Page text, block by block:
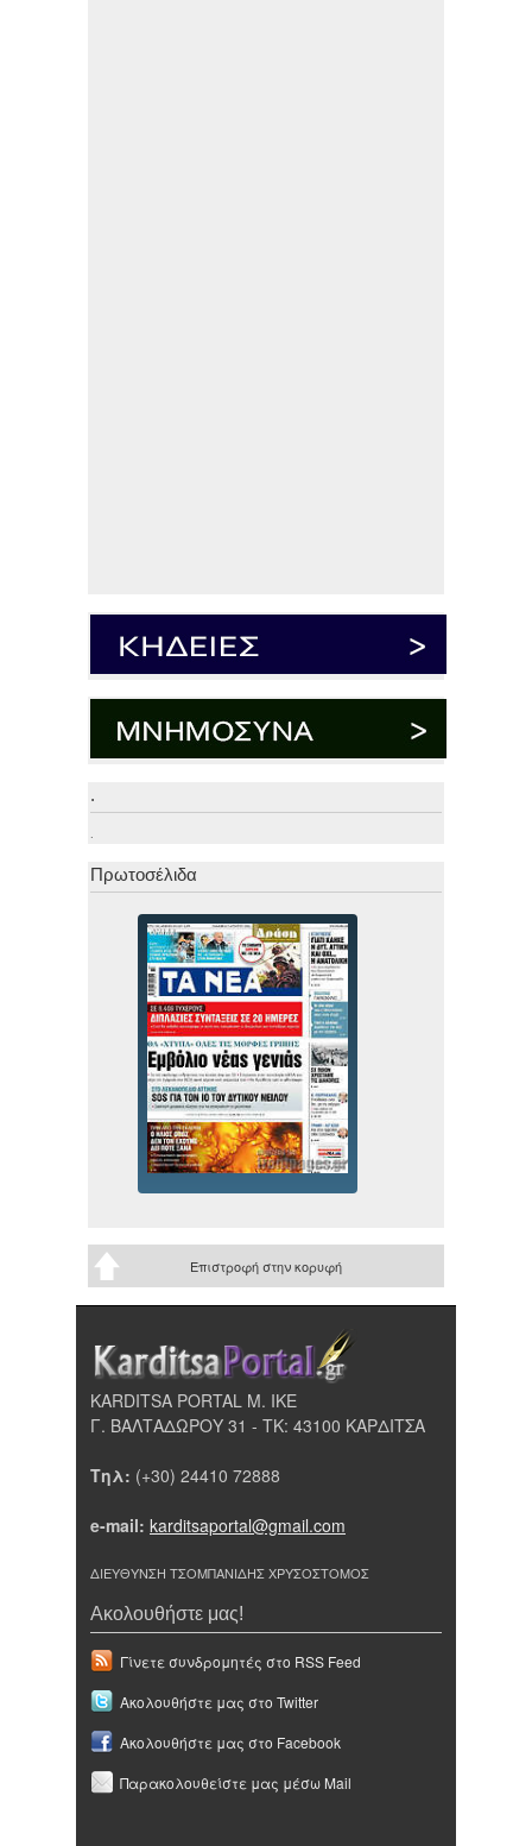
.
.
Πρωτοσέλιδα
Επιστροφή στην κορυφή
KARDITSA PORTAL Μ. ΙΚΕ
Γ. ΒΑΛΤΑΔΩΡΟΥ 31 - ΤΚ: 43100 ΚΑΡΔΙΤΣΑ
Τηλ: (+30) 24410 72888
e-mail: karditsaportal@gmail.com
ΔΙΕΥΘΥΝΣΗ ΤΣΟΜΠΑΝΙΔΗΣ ΧΡΥΣΟΣΤΟΜΟΣ
Ακολουθήστε μας!
Γίνετε συνδρομητές στο RSS Feed
Ακολουθήστε μας στο Twitter
Ακολουθήστε μας στο Facebook
Παρακολουθείστε μας μέσω Mail